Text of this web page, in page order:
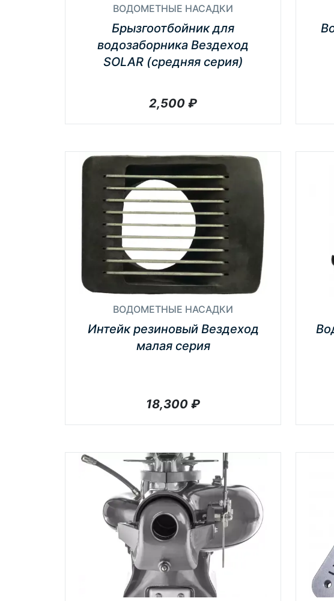
ВОДОМЕТНЫЕ НАСАДКИ
Брызгоотбойник для
водозаборника Вездеход
SOLAR (средняя серия)
2,500 ₽
ВОДОМЕТНЫЕ НАСАДКИ
Интейк резиновый Вездеход
малая серия
18,300 ₽